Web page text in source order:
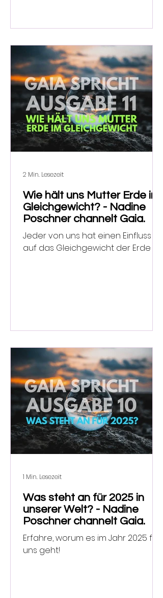
Wie hält uns Mutter Erde im
Gleichgewicht? - Nadine
Poschner channelt Gaia.
Jeder von uns hat einen Einfluss
auf das Gleichgewicht der Erde
2 Min. Lesezeit
Was steht an für 2025 in
unserer Welt? - Nadine
Poschner channelt Gaia.
Erfahre, worum es im Jahr 2025 für
uns geht!
1 Min. Lesezeit